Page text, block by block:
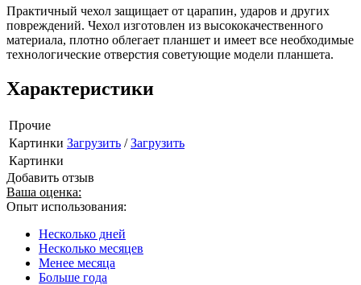
Практичный чехол защищает от царапин, ударов и других
повреждений. Чехол изготовлен из высококачественного
материала, плотно облегает планшет и имеет все необходимые
технологические отверстия советующие модели планшета.
Характеристики
Прочие
Картинки Загрузить /Загрузить
Картинки
Добавить отзыв
Ваша оценка:
Опыт использования:
Несколько дней
Несколько месяцев
Менее месяца
Больше года